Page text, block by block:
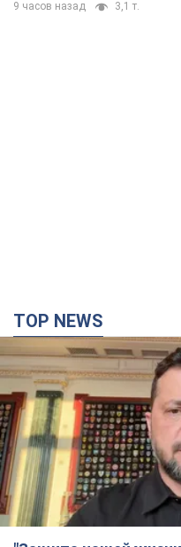
TOP NEWS
Видео
Европейские партнеры
проекту
4 часа назад 52,9 т.
"Балистика убивает
обсудить перехват
Украиной
Глава МИД Польши призвал
Украиной
5 часов назад 8,1 т.